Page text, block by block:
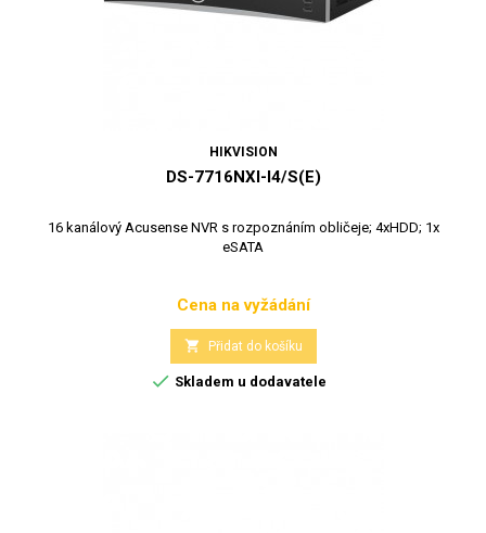
HIKVISION
DS-7716NXI-I4/S(E)
16 kanálový Acusense NVR s rozpoznáním obličeje; 4xHDD; 1x
eSATA
Cena
Cena na vyžádání
 Přidat do košíku
 Skladem u dodavatele